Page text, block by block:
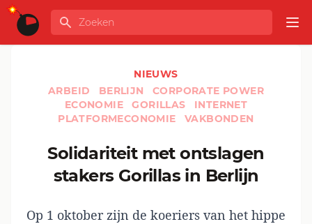
Ga naar de inhoud
GLOBALINFO
Zoeken
NIEUWS
ARBEID
BERLIJN
CORPORATE POWER
ECONOMIE
GORILLAS
INTERNET
PLATFORMECONOMIE
VAKBONDEN
Solidariteit met ontslagen
stakers Gorillas in Berlijn
Op 1 oktober zijn de koeriers van het hippe